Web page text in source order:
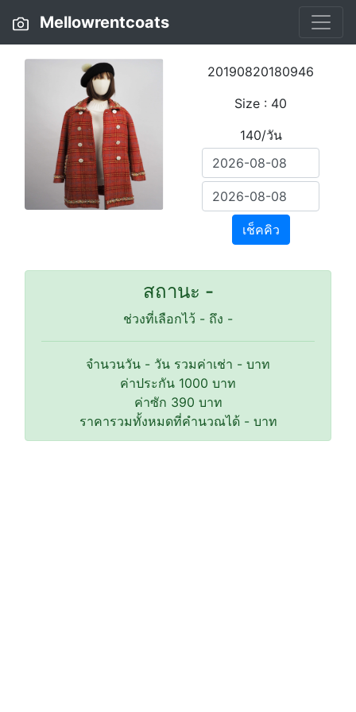
Mellowrentcoats
20190820180946
Size : 40
140/วัน
เช็คคิว
สถานะ -
ช่วงที่เลือกไว้ - ถึง -
จำนวนวัน - วัน รวมค่าเช่า - บาท
ค่าประกัน 1000 บาท
ค่าซัก 390 บาท
ราคารวมทั้งหมดที่คำนวณได้ -บาท